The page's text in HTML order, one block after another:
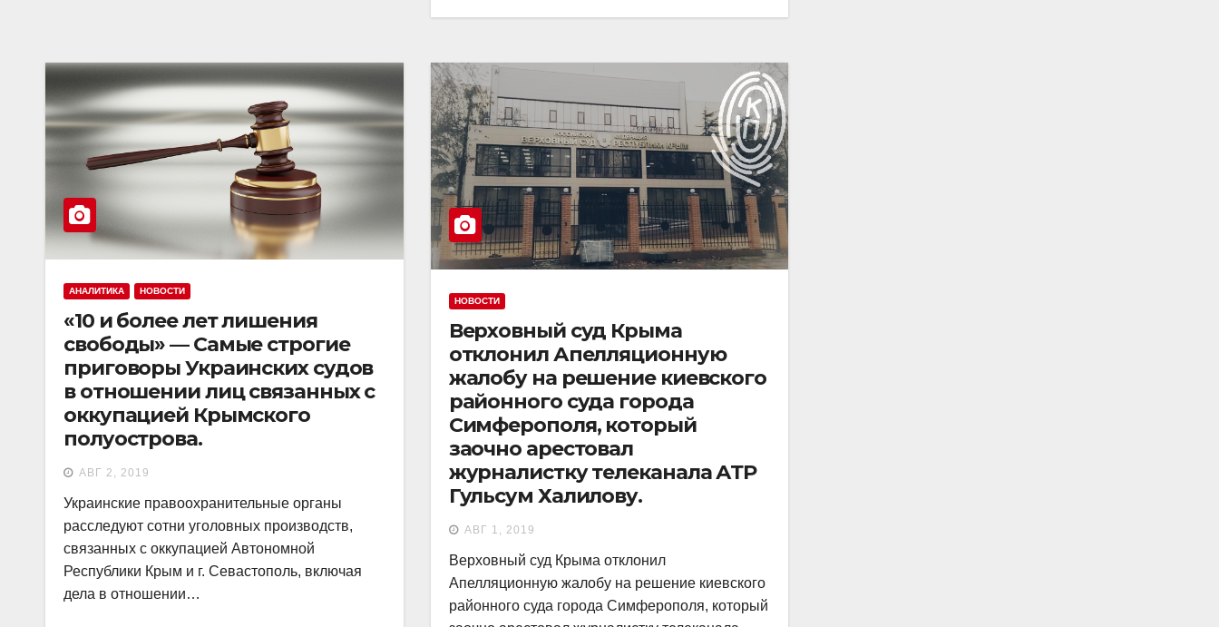
АНАЛИТИКА НОВОСТИ
«10 и более лет лишения
свободы» — Самые строгие
приговоры Украинских судов
в отношении лиц связанных с
оккупацией Крымского
полуострова.
АВГ 2, 2019
Украинские правоохранительные органы
расследуют сотни уголовных производств,
связанных с оккупацией Автономной
Республики Крым и г. Севастополь, включая
дела в отношении…
НОВОСТИ
Верховный суд Крыма
отклонил Апелляционную
жалобу на решение киевского
районного суда города
Симферополя, который
заочно арестовал
журналистку телеканала АТР
Гульсум Халилову.
АВГ 1, 2019
Верховный суд Крыма отклонил
Апелляционную жалобу на решение киевского
районного суда города Симферополя, который